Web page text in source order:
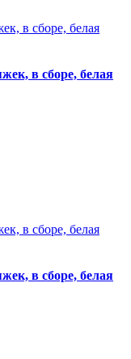
в сборе, белая
в сборе, белая